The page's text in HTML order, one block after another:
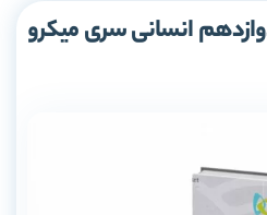
انسانی سری میکرو